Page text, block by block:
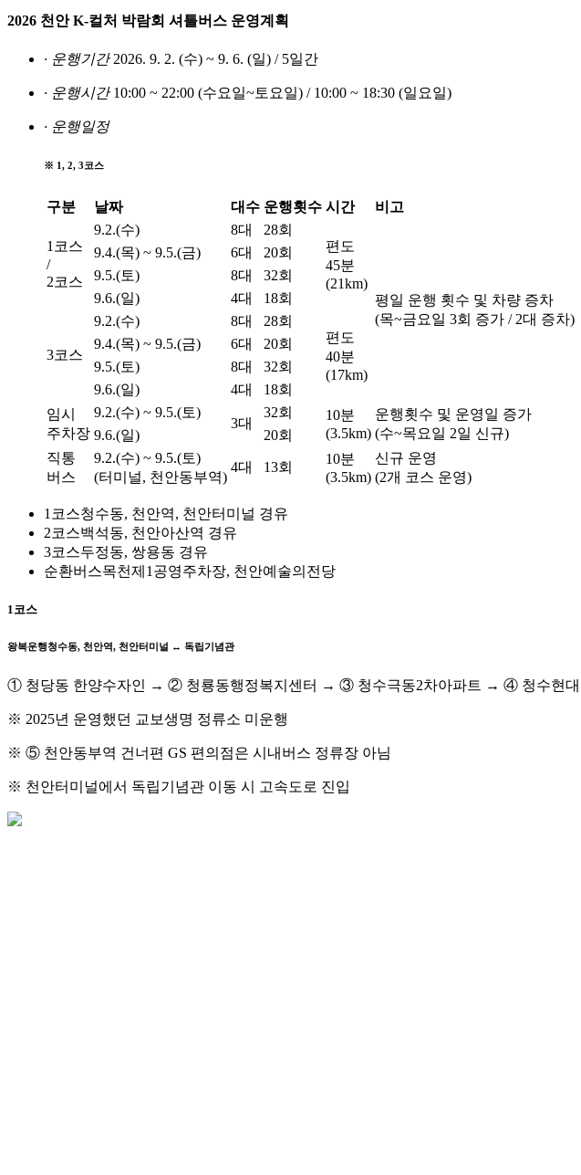
2026 천안 K-컬처 박람회 셔틀버스 운영계획
· 운행기간2026. 9. 2. (수) ~ 9. 6. (일) / 5일간
· 운행시간10:00 ~ 22:00 (수요일~토요일) / 10:00 ~ 18:30 (일요일)
· 운행일정
※ 1, 2, 3코스
구분 날짜 대수 운행횟수 시간 비고
1코스
/
2코스
9.2.(수) 8대
28회
편도
45분
(21km)
평일 운행 횟수 및 차량 증차
(목~금요일 3회 증가 / 2대 증차)
9.4.(목) ~ 9.5.(금) 6대
20회
9.5.(토)
8대
32회
9.6.(일)
4대 18회
3코스
9.2.(수) 8대
28회
편도
40분
(17km)
9.4.(목) ~ 9.5.(금) 6대
20회
9.5.(토)
8대
32회
9.6.(일)
4대
18회
임시
주차장
9.2.(수) ~ 9.5.(토)
3대
32회
10분
(3.5km)
운행횟수 및 운영일 증가
(수~목요일 2일 신규)
9.6.(일)
20회
직통
버스
9.2.(수) ~ 9.5.(토)
(터미널, 천안동부역)
4대 13회
10분
(3.5km)
신규 운영
(2개 코스 운영)
1코스청수동, 천안역, 천안터미널 경유
2코스백석동, 천안아산역 경유
3코스두정동, 쌍용동 경유
순환버스목천제1공영주차장, 천안예술의전당
1코스
왕복운행청수동, 천안역, 천안터미널 ↔ 독립기념관
① 청당동 한양수자인 → ② 청룡동행정복지센터 → ③ 청수극동2차아파트 → ④ 청수현
※ 2025년 운영했던 교보생명 정류소 미운행
※ ⑤ 천안동부역 건너편 GS 편의점은 시내버스 정류장 아님
※ 천안터미널에서 독립기념관 이동 시 고속도로 진입